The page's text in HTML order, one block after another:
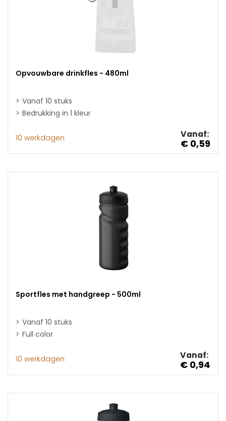
Opvouwbare drinkfles - 480ml
Vanaf 10 stuks
Bedrukking in 1 kleur
10 werkdagen Vanaf:
€ 0,59
Sportfles met handgreep - 500ml
Vanaf 10 stuks
Full color
10 werkdagen Vanaf:
€ 0,94